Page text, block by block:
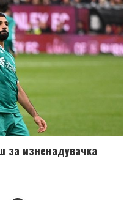
за изненадувачка